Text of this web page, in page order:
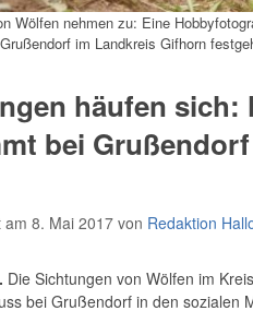
Wölfen nehmen zu: Eine
im Landkreis Gifhorn
häufen
bei
am 8. Mai 2017 von Redaktion
Die Sichtungen von Wölfen im
bei Grußendorf in den sozialen